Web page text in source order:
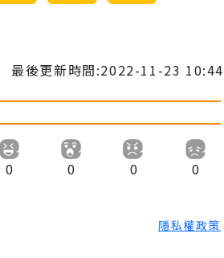
最後更新時間:2022-11-23 10:44
0 0 0 0
隱私權政策